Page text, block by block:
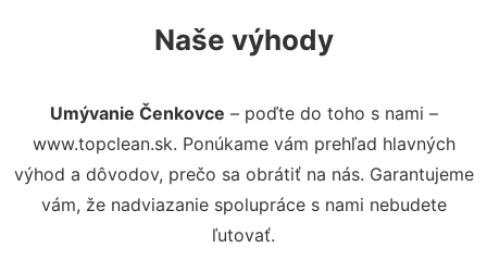
Naše výhody
Umývanie Čenkovce – poďte do toho s nami –
www.topclean.sk. Ponúkame vám prehľad hlavných
výhod a dôvodov, prečo sa obrátiť na nás. Garantujeme
vám, že nadviazanie spolupráce s nami nebudete
ľutovať.